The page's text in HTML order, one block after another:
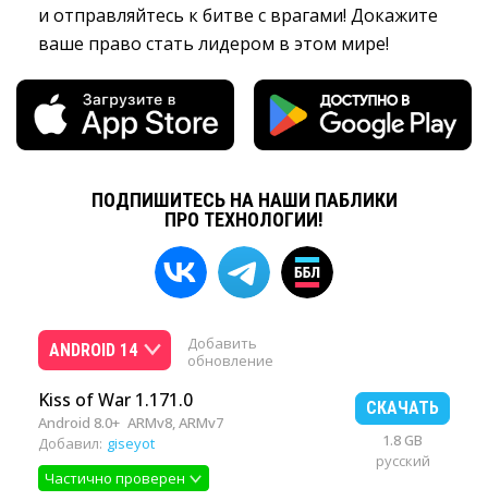
и отправляйтесь к битве с врагами! Докажите
ваше право стать лидером в этом мире!
ПОДПИШИТЕСЬ НА НАШИ ПАБЛИКИ
ПРО ТЕХНОЛОГИИ!
ANDROID 14
Добавить
обновление
Kiss of War 1.171.0
Android 8.0+ ARMv8, ARMv7
Добавил: giseyot
Частично проверен
СКАЧАТЬ
1.8 GB
русский